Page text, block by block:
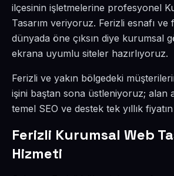
ilçesinin işletmelerine profesyonel
Tasarım veriyoruz. Ferizli esnafı ve
dünyada öne çıksın diye kurumsal
ekrana uyumlu siteler hazırlıyoruz.
Ferizli ve yakın bölgedeki
işini baştan sona üstleniyoruz; alan
temel SEO ve destek tek yıllık
Ferizli Kurumsal Web
Hizmeti